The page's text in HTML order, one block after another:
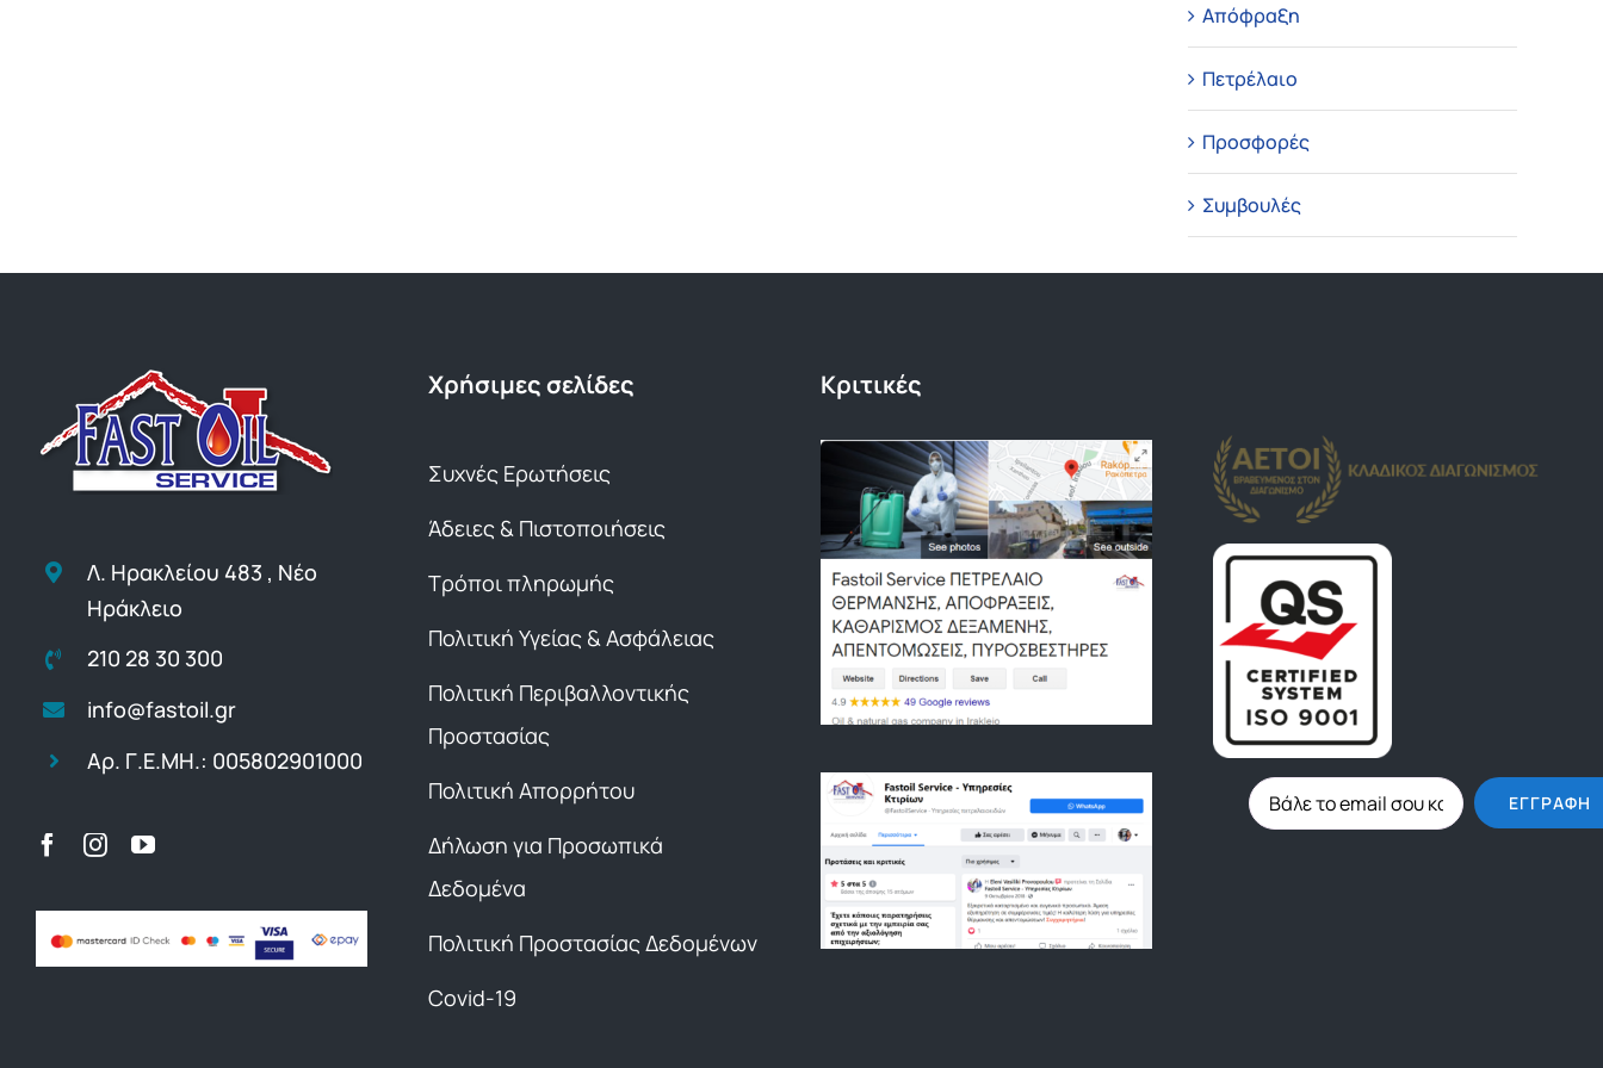
Απόφραξη
Πετρέλαιο
Προσφορές
Συμβουλές
Λ. Ηρακλείου 483 , Νέο
Ηράκλειο
210 28 30 300
info@fastoil.gr
Αρ. Γ.Ε.ΜΗ.: 005802901000
Χρήσιμες σελίδες
Συχνές Ερωτήσεις
Άδειες & Πιστοποιήσεις
Τρόποι πληρωμής
Πολιτική Υγείας & Ασφάλειας
Πολιτική Περιβαλλοντικής
Προστασίας
Πολιτική Απορρήτου
Δήλωση για Προσωπικά
Δεδομένα
Πολιτική Προστασίας Δεδομένων
Covid-19
Κριτικές
ΕΓΓΡΑΦΉ